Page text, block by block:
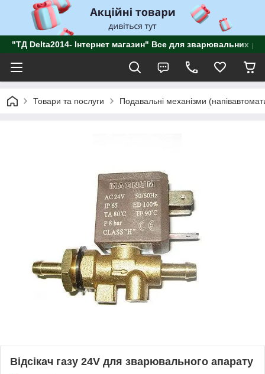
"ТД Delta2014- Інтернет магазин" Все для зварювальних
Товари та послуги Подавальні механізми
Відсікач газу 24V для зварювального апарату